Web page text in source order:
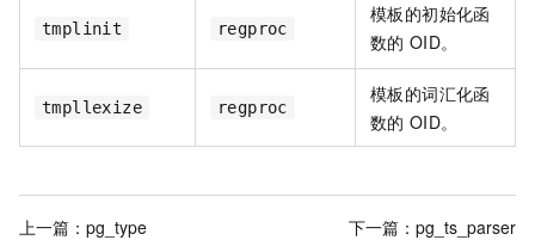
tmplinit regproc
模板的初始化函
数的 OID。
tmpllexize regproc
模板的词汇化函
数的 OID。
上一篇： pg_type 下一篇： pg_ts_parser